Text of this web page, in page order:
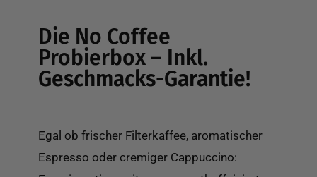
Die No Coffee
Probierbox – Inkl.
Geschmacks-Garantie!
Egal ob frischer Filterkaffee, aromatischer
Espresso oder cremiger Cappuccino: